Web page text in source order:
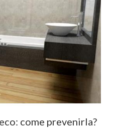
come prevenirla?